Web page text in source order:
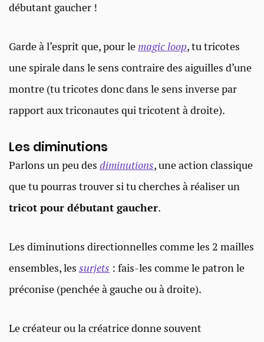
débutant gaucher !
Garde à l’esprit que, pour le magic loop, tu tricotes
une spirale dans le sens contraire des aiguilles d’une
montre (tu tricotes donc dans le sens inverse par
rapport aux triconautes qui tricotent à droite).
Les diminutions
Parlons un peu des diminutions, une action classique
que tu pourras trouver si tu cherches à réaliser un
tricot pour débutant gaucher.
Les diminutions directionnelles comme les 2 mailles
ensembles, les surjets : fais-les comme le patron le
préconise (penchée à gauche ou à droite).
Le créateur ou la créatrice donne souvent